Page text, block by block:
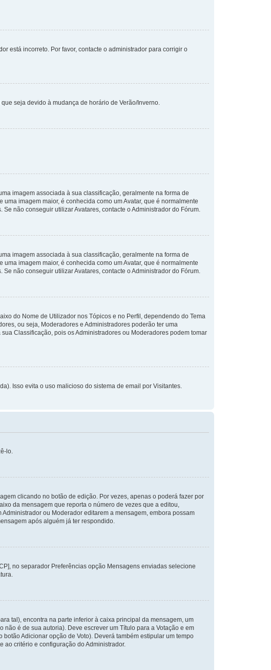
está incorreto. Por favor, contacte o administrador para corrigir o
seja devido à mudança de horário de Verão/Inverno.
imagem associada à sua classificação, geralmente na forma de
imagem maior, é conhecida como um Avatar, que é normalmente
não conseguir utilizar Avatares, contacte o Administrador do Fórum.
imagem associada à sua classificação, geralmente na forma de
imagem maior, é conhecida como um Avatar, que é normalmente
não conseguir utilizar Avatares, contacte o Administrador do Fórum.
do Nome de Utilizador nos Tópicos e no Perfil, dependendo do Tema
ou seja, Moderadores e Administradores poderão ter uma
Classificação, pois os Administradores ou Moderadores podem tomar
Isso evita o uso malicioso do sistema de email por Visitantes.
lo.
clicando no botão de edição. Por vezes, apenas o poderá fazer por
da mensagem que reporta o número de vezes que a editou,
ou Moderador editarem a mensagem, embora possam
após alguém já ter respondido.
no separador Preferências opção Mensagens enviadas selecione
tal), encontra na parte inferior à caixa principal da mensagem, um
é de sua autoria). Deve escrever um Título para a Votação e em
Adicionar opção de Voto). Deverá também estipular um tempo
ao critério e configuração do Administrador.